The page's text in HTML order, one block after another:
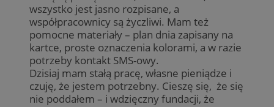
wszystko jest jasno rozpisane, a
współpracownicy są życzliwi. Mam też
pomocne materiały – plan dnia zapisany na
kartce, proste oznaczenia kolorami, a w razie
potrzeby kontakt SMS-owy.
Dzisiaj mam stałą pracę, własne pieniądze i
czuję, że jestem potrzebny. Cieszę się, że się
nie poddałem – i wdzięczny fundacji, że